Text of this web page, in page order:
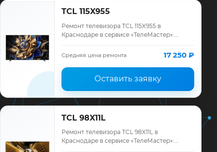
TCL 115X955
Ремонт телевизора TCL 115X955 в
Краснодаре в сервисе «ТелеМастер»:
ремонта, запчасти и гарантия до 12
месяцев.
Средняя цена ремонта 17 250 ₽
Оставить заявку
TCL 98X11L
Ремонт телевизора TCL 98X11L в
Краснодаре в сервисе «ТелеМастер»: